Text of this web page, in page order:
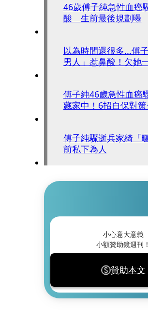
46歲傅子純急性血癌
酸 生前最後規劃曝
以為時間還很多...傅
男人」惹鼻酸！欠她
傅子純46歲急性血
藏家中！6招自保對
傅子純驟逝兵家綺「
前私下為人
小心意大意義
小額贊助鏡週刊！
贊助本文